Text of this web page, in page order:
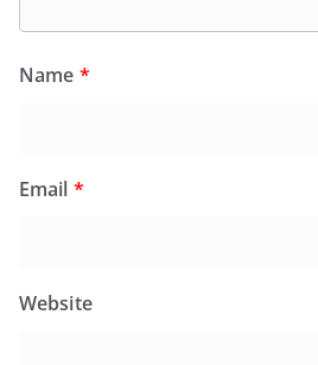
Name *
Email *
Website